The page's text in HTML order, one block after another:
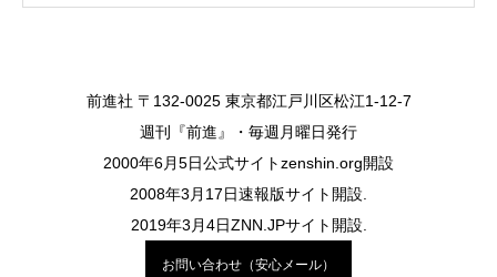
前進社 〒132-0025 東京都江戸川区松江1-12-7
週刊『前進』・毎週月曜日発行
2000年6月5日公式サイトzenshin.org開設
2008年3月17日速報版サイト開設.
2019年3月4日ZNN.JPサイト開設.
お問い合わせ（安心メール）